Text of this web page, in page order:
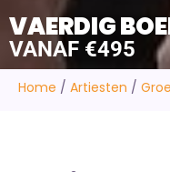
VANAF €495
VAERDIG
Home / Artiesten /